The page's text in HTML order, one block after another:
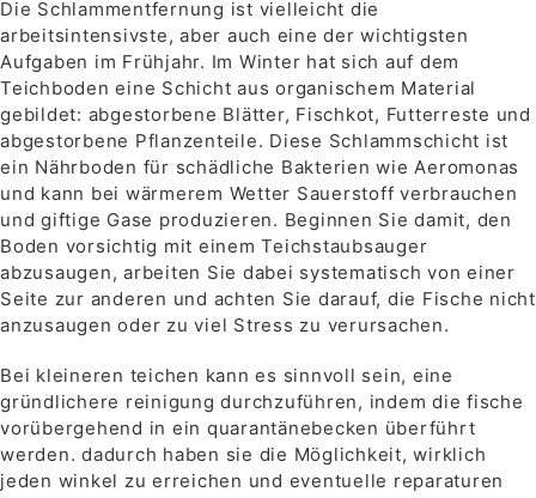
Die Schlammentfernung ist vielleicht die
arbeitsintensivste, aber auch eine der wichtigsten
Aufgaben im Frühjahr. Im Winter hat sich auf dem
Teichboden eine Schicht aus organischem Material
gebildet: abgestorbene Blätter, Fischkot, Futterreste und
abgestorbene Pflanzenteile. Diese Schlammschicht ist
ein Nährboden für schädliche Bakterien wie Aeromonas
und kann bei wärmerem Wetter Sauerstoff verbrauchen
und giftige Gase produzieren. Beginnen Sie damit, den
Boden vorsichtig mit einem Teichstaubsauger
abzusaugen, arbeiten Sie dabei systematisch von einer
Seite zur anderen und achten Sie darauf, die Fische nicht
anzusaugen oder zu viel Stress zu verursachen.
Bei kleineren teichen kann es sinnvoll sein, eine
gründlichere reinigung durchzuführen, indem die fische
vorübergehend in ein quarantänebecken überführt
werden. dadurch haben sie die Möglichkeit, wirklich
jeden winkel zu erreichen und eventuelle reparaturen